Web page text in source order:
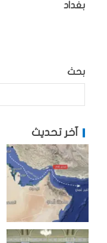
بغداد
بحث
آخر تحديث